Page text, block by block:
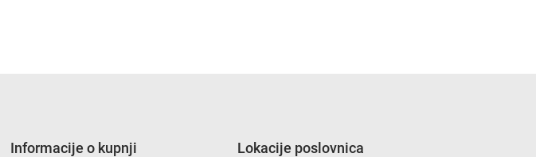
Informacije o kupnji Lokacije poslovnica